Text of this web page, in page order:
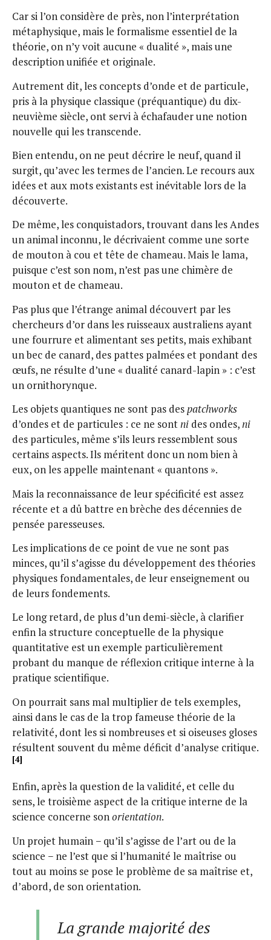
Car si l’on considère de près, non l’interprétation
métaphysique, mais le formalisme essentiel de la
théorie, on n’y voit aucune « dualité », mais une
description unifiée et originale.
Autrement dit, les concepts d’onde et de particule,
pris à la physique classique (préquantique) du dix-
neuvième siècle, ont servi à échafauder une notion
nouvelle qui les transcende.
Bien entendu, on ne peut décrire le neuf, quand il
surgit, qu’avec les termes de l’ancien. Le recours aux
idées et aux mots existants est inévitable lors de la
découverte.
De même, les conquistadors, trouvant dans les Andes
un animal inconnu, le décrivaient comme une sorte
de mouton à cou et tête de chameau. Mais le lama,
puisque c’est son nom, n’est pas une chimère de
mouton et de chameau.
Pas plus que l’étrange animal découvert par les
chercheurs d’or dans les ruisseaux australiens ayant
une fourrure et alimentant ses petits, mais exhibant
un bec de canard, des pattes palmées et pondant des
œufs, ne résulte d’une « dualité canard-lapin » : c’est
un ornithorynque.
Les objets quantiques ne sont pas despatchworks
d’ondes et de particules : ce ne sontni des ondes,ni
des particules, même s’ils leurs ressemblent sous
certains aspects. Ils méritent donc un nom bien à
eux, on les appelle maintenant « quantons ».
Mais la reconnaissance de leur spécificité est assez
récente et a dû battre en brèche des décennies de
pensée paresseuses.
Les implications de ce point de vue ne sont pas
minces, qu’il s’agisse du développement des théories
physiques fondamentales, de leur enseignement ou
de leurs fondements.
Le long retard, de plus d’un demi-siècle, à clarifier
enfin la structure conceptuelle de la physique
quantitative est un exemple particulièrement
probant du manque de réflexion critique interne à la
pratique scientifique.
On pourrait sans mal multiplier de tels exemples,
ainsi dans le cas de la trop fameuse théorie de la
relativité, dont les si nombreuses et si oiseuses gloses
résultent souvent du même déficit d’analyse critique.
[4]
Enfin, après la question de la validité, et celle du
sens, le troisième aspect de la critique interne de la
science concerne sonorientation.
Un projet humain − qu’il s’agisse de l’art ou de la
science − ne l’est que si l’humanité le maîtrise ou
tout au moins se pose le problème de sa maîtrise et,
d’abord, de son orientation.
La grande majorité des